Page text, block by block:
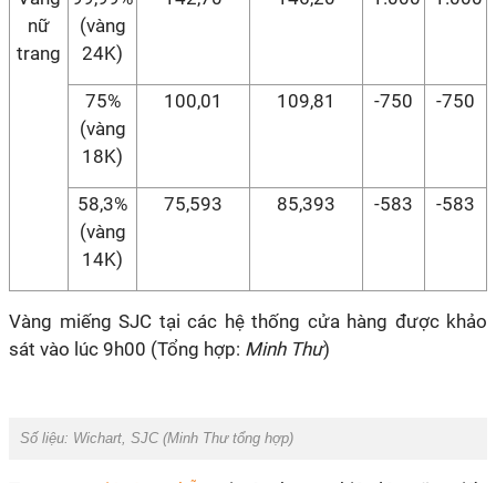
nữ
trang
(vàng
24K)
75%
(vàng
18K)
100,01 109,81 -750 -750
58,3%
(vàng
14K)
75,593 85,393 -583 -583
Vàng miếng SJC tại các hệ thống cửa hàng được khảo
sát vào lúc 9h00 (Tổng hợp: Minh Thư)
Số liệu: Wichart, SJC (Minh Thưtổng hợp)